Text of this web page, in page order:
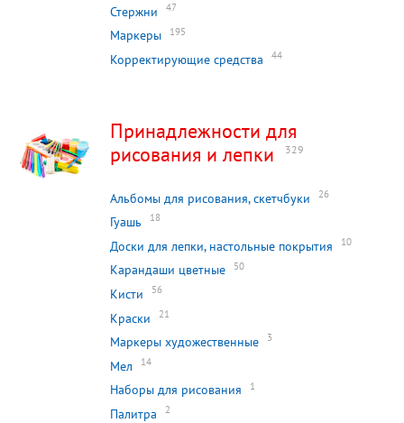
Стержни 47
Маркеры 195
Корректирующие средства 44
Принадлежности для
рисования и лепки
329
Альбомы для рисования, скетчбуки 26
Гуашь 18
Доски для лепки, настольные покрытия 10
Карандаши цветные 50
Кисти 56
Краски 21
Маркеры художественные 3
Мел 14
Наборы для рисования 1
Палитра 2